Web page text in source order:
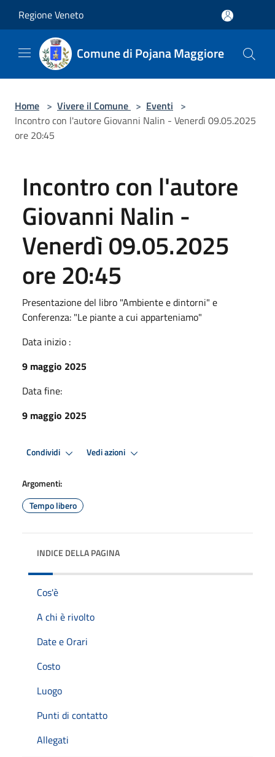
Regione Veneto
Comune di Pojana Maggiore
Home > Vivere il Comune > Eventi >
Incontro con l'autore Giovanni Nalin - Venerdì 09.05.2025
ore 20:45
Incontro con l'autore
Giovanni Nalin -
Venerdì 09.05.2025
ore 20:45
Presentazione del libro "Ambiente e dintorni" e
Conferenza: "Le piante a cui apparteniamo"
Data inizio :
9 maggio 2025
Data fine:
9 maggio 2025
Condividi Vedi azioni
Argomenti:
Tempo libero
INDICE DELLA PAGINA
Cos'è
A chi è rivolto
Date e Orari
Costo
Luogo
Punti di contatto
Allegati